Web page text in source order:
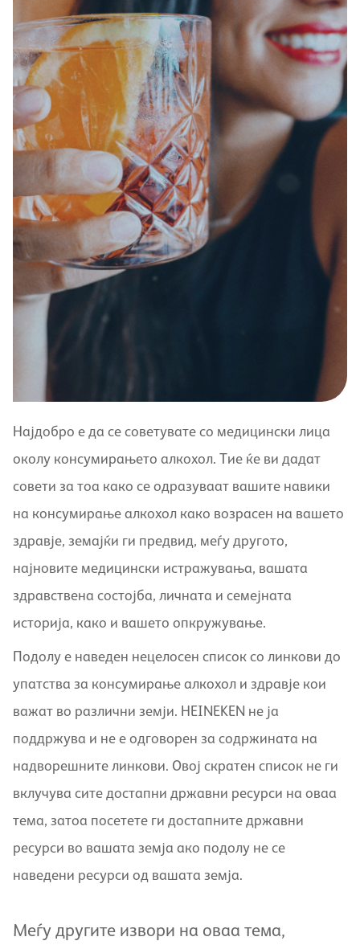
Најдобро е да се советувате со медицински лица
околу консумирањето алкохол. Тие ќе ви дадат
совети за тоа како се одразуваат вашите навики
на консумирање алкохол како возрасен на вашето
здравје, земајќи ги предвид, меѓу другото,
најновите медицински истражувања, вашата
здравствена состојба, личната и семејната
историја, како и вашето опкружување.
Подолу е наведен нецелосен список со линкови до
упатства за консумирање алкохол и здравје кои
важат во различни земји. HEINEKEN не ја
поддржува и не е одговорен за содржината на
надворешните линкови. Овој скратен список не ги
вклучува сите достапни државни ресурси на оваа
тема, затоа посетете ги достапните државни
ресурси во вашата земја ако подолу не се
наведени ресурси од вашата земја.
Меѓу другите извори на оваа тема,